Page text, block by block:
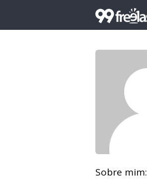
Sobre mim: